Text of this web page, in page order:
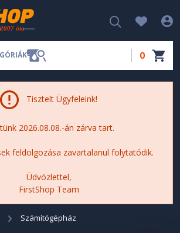
0
Tisztelt Ügyfeleink!
2026.08.08.-án zárva tart.
feldolgozása zavartalanul folytatódik.
Üdvözlettel,
FirstShop Team
Számítógépház